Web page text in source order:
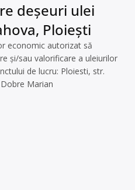
deșeuri ulei
Ploiești
economic autorizat să
şi/sau valorificare a uleiurilor
de lucru: Ploiesti, str.
Marian